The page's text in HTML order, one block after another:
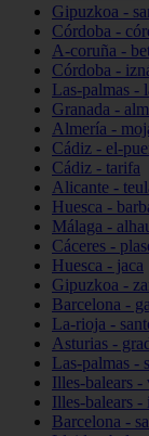
Gipuzkoa -
Córdoba -
A-coruña -
Córdoba -
Las-palmas -
Granada -
Almería -
Cádiz - el-
Cádiz - tarifa
Alicante -
Huesca -
Málaga -
Cáceres -
Huesca - jaca
Gipuzkoa -
Barcelona -
La-rioja -
Asturias -
Las-palmas -
Illes-balears -
Illes-balears -
Barcelona -